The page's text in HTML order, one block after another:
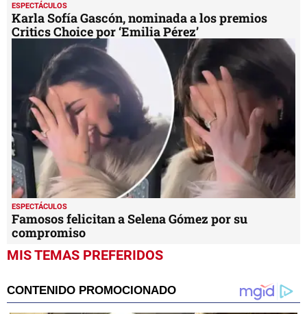
ESPECTÁCULOS
Karla Sofía Gascón, nominada a los premios
Critics Choice por ‘Emilia Pérez’
ESPECTÁCULOS
Famosos felicitan a Selena Gómez por su
compromiso
MIS TEMAS PREFERIDOS